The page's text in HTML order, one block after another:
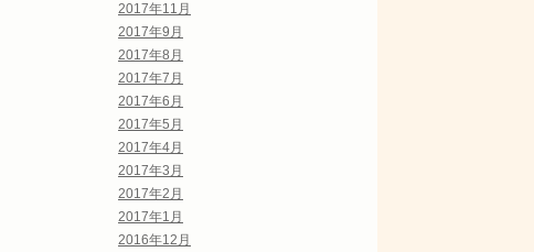
2017年11月
2017年9月
2017年8月
2017年7月
2017年6月
2017年5月
2017年4月
2017年3月
2017年2月
2017年1月
2016年12月